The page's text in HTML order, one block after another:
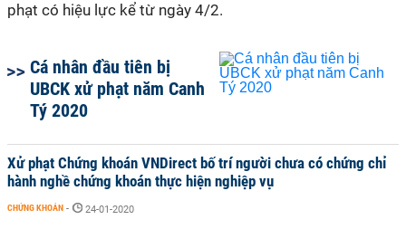
phạt có hiệu lực kể từ ngày 4/2.
Cá nhân đầu tiên bị
UBCK xử phạt năm Canh
Tý 2020
Xử phạt Chứng khoán VNDirect bố trí người chưa có chứng chỉ
hành nghề chứng khoán thực hiện nghiệp vụ
CHỨNG KHOÁN - 24-01-2020